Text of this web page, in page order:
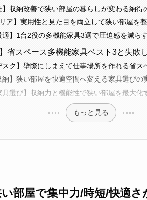
】収納改善で狭い部屋の暮らしが変わる納
リア】実用性と見た目を両立して狭い部屋を
適】1台2役の多機能家具3選で圧迫感を減ら
省スペース多機能家具ベスト3と失敗
スク】壁際にしまえて仕事場所を作れる省ス
納】狭い部屋を快適空間へ変える家具選びの
具選び】収納力と機能性で狭い部屋を最大化
もっと見る
い部屋で集中力/時短/快適